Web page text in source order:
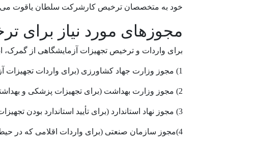
خود به متخصصان ترخیص کارشرکت سلطان یاقوت می
مجوزهای مورد نیاز برای
برای واردات و ترخیص تجهیزات آزمایشگاهی از گمرک،
1) مجوز وزارت جهاد کشاورزی (برای واردات تجهیزات آزمایشگاهی مربوط به کشاورزی)
2) مجوز وزارت بهداشت (برای تجهیزات پزشکی و بهداشتی)
3) مجوز نهاد استاندارد (برای تأیید استاندارد بودن تجهیزات)
4)مجوز سازمان صنعتی (برای واردات اقلامی که در حیطه فعالیت‌های صنعتی قرار دارند)